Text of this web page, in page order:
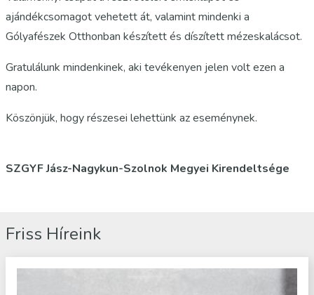
ajándékcsomagot vehetett át, valamint mindenki a
Gólyafészek Otthonban készített és díszített mézeskalácsot.
Gratulálunk mindenkinek, aki tevékenyen jelen volt ezen a
napon.
Köszönjük, hogy részesei lehettünk az eseménynek.
SZGYF Jász-Nagykun-Szolnok Megyei Kirendeltsége
Friss Híreink